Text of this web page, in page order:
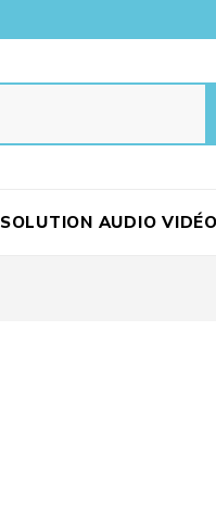
SOLUTION AUDIO VIDÉO